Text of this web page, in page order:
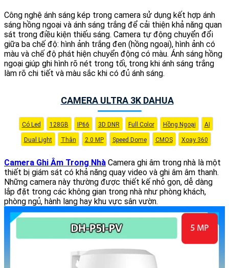
năng xoay, zoom: Camera có chức năng xoay và zoom giúp
bạn điều chỉnh góc quay một cách linh hoạt.🤵7:Ứng dụng di
động: Chọn camera có ứng dụng di động để bạn có thể xem
hình ảnh mọi lúc mọi nơi qua điện thoại.◗8:Chế độ báo động:
Camera có chế độ báo động sẽ gửi cảnh báo cho bạn khi phát
hiện chuyển động ngoài dự kiến.9:Tích hợp microphone và
loa: Camera có tích hợp microphone và loa giúp bạn nghe và
nói lại với người ở nhà. 10:Thương hiệu uy tín: Chọn camera từ
phẩm và dịch vụ hỗ trợ sau bán hàng tốt.
Công nghệ ánh sáng kép trong camera sử dụng kết hợp ánh
sáng hồng ngoại và ánh sáng trắng để cải thiện khả năng quan
sát trong điều kiện thiếu sáng. Camera tự động chuyển đổi
giữa ba chế độ: hình ảnh trắng đen (hồng ngoại), hình ảnh có
màu và chế độ phát hiện chuyển động có màu. Ánh sáng hồng
ngoại giúp ghi hình rõ nét trong tối, trong khi ánh sáng trắng
làm rõ chi tiết và màu sắc khi có đủ ánh sáng.
CAMERA ULTRA 3K DAHUA
Có Led 128GB IP66 3D DNR Full Color Hồng Ngoại AI
Dual Light Thân 2.0 MP Speed Dome CMOS Xoay 360
Camera Ghi Âm Trong Nhà Camera ghi âm trong nhà là một
thiết bị giám sát có khả năng quay video và ghi âm âm thanh.
Những camera này thường được thiết kế nhỏ gọn, dễ dàng
lắp đặt trong các không gian trong nhà như phòng khách,
phòng ngủ, hành lang hay khu vực sân vườn.